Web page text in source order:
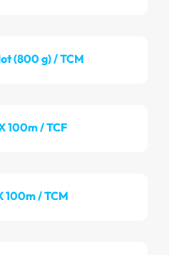
(800 g) / TCM
100m / TCF
100m / TCM